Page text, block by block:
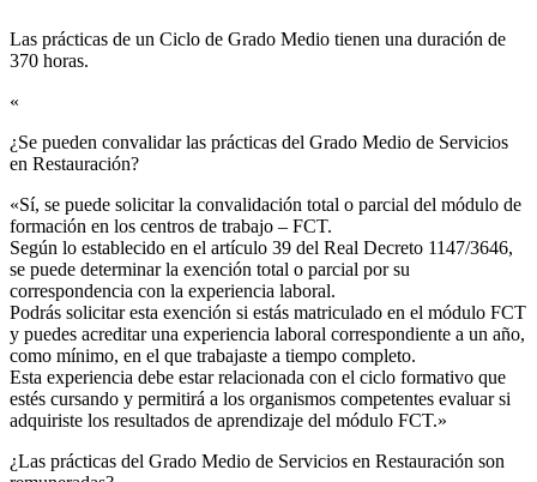
Las prácticas de un Ciclo de Grado Medio tienen una duración de
370 horas.
«
¿Se pueden convalidar las prácticas del Grado Medio de Servicios
en Restauración?​
«Sí, se puede solicitar la convalidación total o parcial del módulo de
formación en los centros de trabajo – FCT.
Según lo establecido en el artículo 39 del Real Decreto 1147/3646,
se puede determinar la exención total o parcial por su
correspondencia con la experiencia laboral.
Podrás solicitar esta exención si estás matriculado en el módulo FCT
y puedes acreditar una experiencia laboral correspondiente a un año,
como mínimo, en el que trabajaste a tiempo completo.
Esta experiencia debe estar relacionada con el ciclo formativo que
estés cursando y permitirá a los organismos competentes evaluar si
adquiriste los resultados de aprendizaje del módulo FCT.»
¿Las prácticas del Grado Medio de Servicios en Restauración son